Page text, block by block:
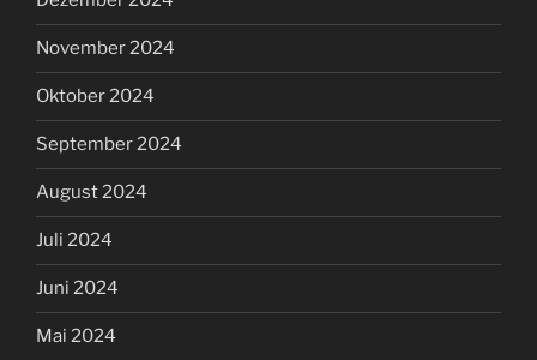
November 2024
Oktober 2024
September 2024
August 2024
Juli 2024
Juni 2024
Mai 2024